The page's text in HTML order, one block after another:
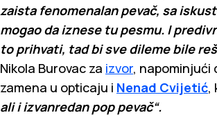
zaista fenomenalan pevač, sa
mogao da iznese tu pesmu. I
to prihvati, tad bi sve dileme bile
Nikola Burovac za izvor, napominjući
zamena u opticaju i Nenad Cvijetić,
ali i izvanredan pop pevač“.